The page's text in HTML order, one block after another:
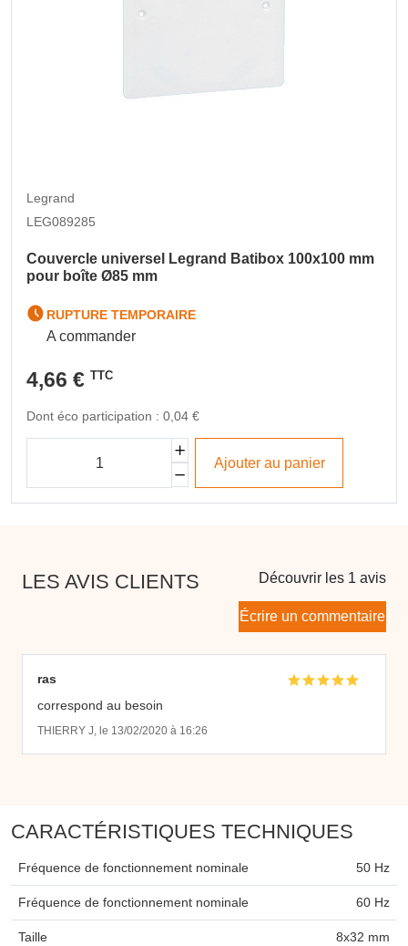
Legrand
LEG089285
Couvercle universel Legrand Batibox 100x100 mm
pour boîte Ø85 mm
RUPTURE TEMPORAIRE
A commander
4,66 € TTC
Dont éco participation : 0,04 €
Ajouter au panier
LES AVIS CLIENTS Découvrir les 1 avis
Écrire un commentaire
ras
correspond au besoin
THIERRY J, le 13/02/2020 à 16:26
CARACTÉRISTIQUES TECHNIQUES
Fréquence de fonctionnement nominale 50 Hz
Fréquence de fonctionnement nominale 60 Hz
Taille 8x32 mm